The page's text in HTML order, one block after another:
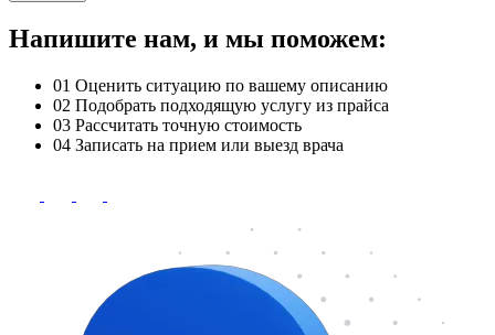
Напишите нам, и мы поможем:
01 Оценить ситуацию по вашему описанию
02 Подобрать подходящую услугу из прайса
03 Рассчитать точную стоимость
04 Записать на прием или выезд врача